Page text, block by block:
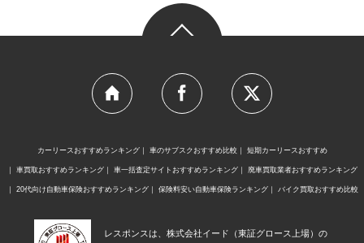
カーリースおすすめランキング 車のサブスクおすすめ比較 短期カーリースおすすめ
車買取おすすめランキング 車一括査定サイトおすすめランキング 廃車買取業者おすすめランキング
20代向け自動車保険おすすめランキング 保険料安い自動車保険ランキング バイク買取おすすめ比較
レスポンスは、株式会社イード（東証グロース上場）の